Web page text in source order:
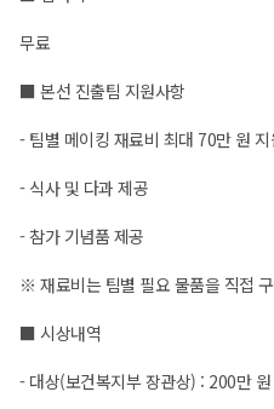
무료
■ 본선 진출팀 지원사항
- 팀별 메이킹 재료비 최대 70만 원 지
- 식사 및 다과 제공
- 참가 기념품 제공
※ 재료비는 팀별 필요 물품을 직접
■ 시상내역
- 대상(보건복지부 장관상) : 200만